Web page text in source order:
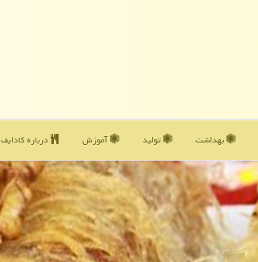
بهداشت تولید آموزش درباره كادایف